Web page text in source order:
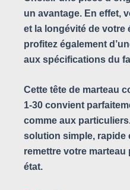
un avantage. En effet,
et la longévité de votre
profitez également
aux spécifications du
Cette tête de marteau
1-30 convient
comme aux
solution simple, rapide
remettre votre marteau
état.